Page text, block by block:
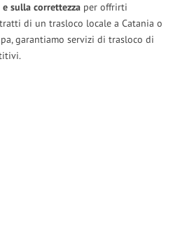
e sulla correttezza per offrirti
di un trasloco locale a Catania o
garantiamo servizi di trasloco di